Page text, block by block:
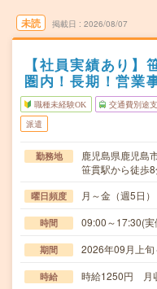
未読 掲載日 2026/08/07
【社員実績あり】
圏内！長期！営業
職種未経験OK 交通費別途
派遣
勤務地
鹿児島県鹿児島
笹貫駅から徒歩
曜日頻度 月～金（週5日
時間 09:00～17:30(
期間 2026年09月上
時給 時給1250円 月